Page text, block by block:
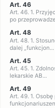
Art. 46
Art. 46. 1.
po
Art. 48
Art. 48. 1.
dalej „funkcjon...
Art. 45
Art. 45. 1.
lekarskie AB...
Art. 49
Art. 49. 1.